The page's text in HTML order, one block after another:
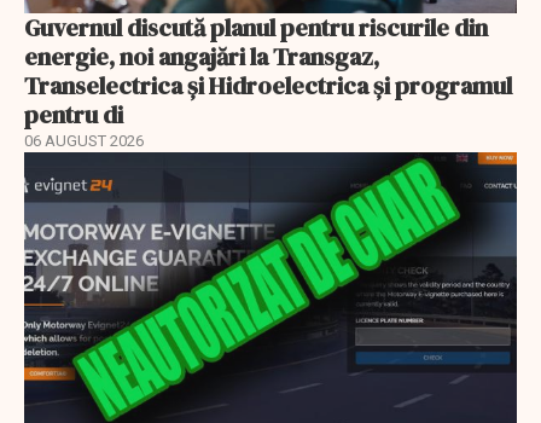
Guvernul discută planul pentru riscurile din
energie, noi angajări la Transgaz,
Transelectrica și Hidroelectrica și programul
pentru di
06 AUGUST 2026